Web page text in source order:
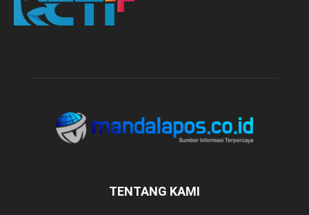
TENTANG KAMI